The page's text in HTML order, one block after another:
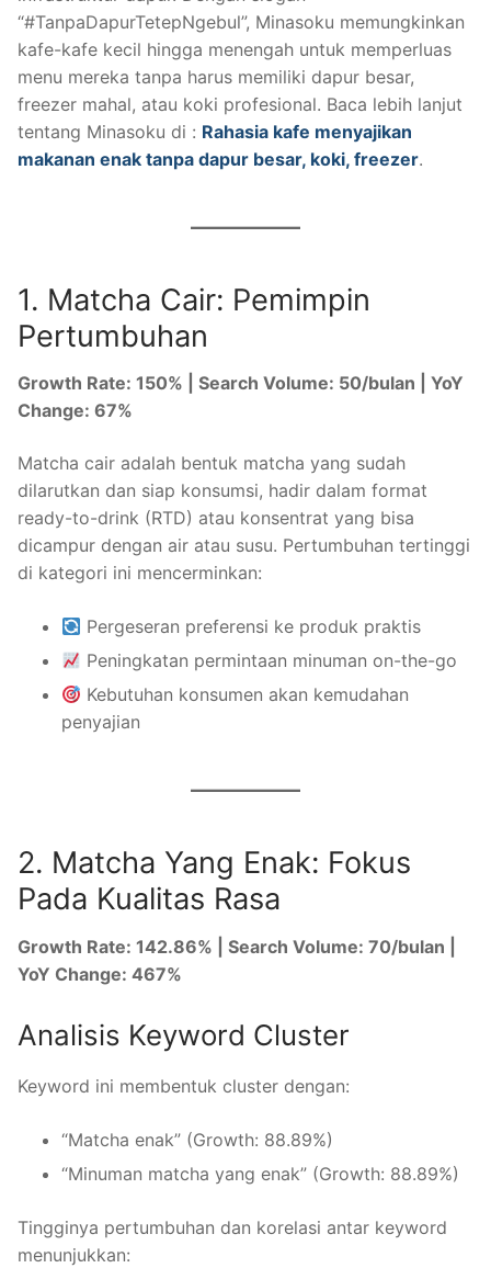
“#TanpaDapurTetepNgebul”, Minasoku memungkinkan
kafe-kafe kecil hingga menengah untuk memperluas
menu mereka tanpa harus memiliki dapur besar,
freezer mahal, atau koki profesional. Baca lebih lanjut
tentang Minasoku di : Rahasia kafe menyajikan
makanan enak tanpa dapur besar, koki, freezer.
1. Matcha Cair: Pemimpin
Pertumbuhan
Growth Rate: 150% | Search Volume: 50/bulan | YoY
Change: 67%
Matcha cair adalah bentuk matcha yang sudah
dilarutkan dan siap konsumsi, hadir dalam format
ready-to-drink (RTD) atau konsentrat yang bisa
dicampur dengan air atau susu. Pertumbuhan tertinggi
di kategori ini mencerminkan:
Pergeseran preferensi ke produk praktis
Peningkatan permintaan minuman on-the-go
Kebutuhan konsumen akan kemudahan
penyajian
2. Matcha Yang Enak: Fokus
Pada Kualitas Rasa
Growth Rate: 142.86% | Search Volume: 70/bulan |
YoY Change: 467%
Analisis Keyword Cluster
Keyword ini membentuk cluster dengan:
“Matcha enak” (Growth: 88.89%)
“Minuman matcha yang enak” (Growth: 88.89%)
Tingginya pertumbuhan dan korelasi antar keyword
menunjukkan: